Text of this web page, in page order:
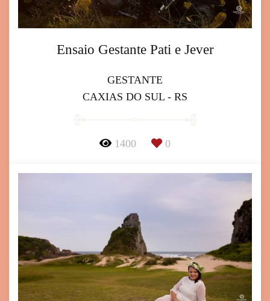
Ensaio Gestante Pati e Jever
GESTANTE
CAXIAS DO SUL - RS
1400 0